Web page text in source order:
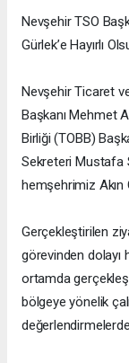
Nevşehir TSO
Gürlek’e Hayırlı
Nevşehir Ticaret
Başkanı Mehmet
Birliği (TOBB)
Sekreteri Mustafa
hemşehrimiz Akın
Gerçekleştirilen
görevinden dolayı
ortamda
bölgeye yönelik